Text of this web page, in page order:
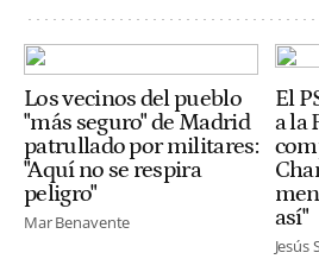
Los vecinos del pueblo
"más seguro" de Madrid
patrullado por militares:
"Aquí no se respira
peligro"
Mar Benavente
El
a la
así"
Jesús